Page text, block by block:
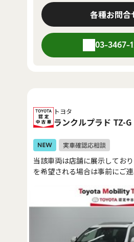
各種お問合
03-3467-
トヨタ
ランクルプラド TZ-G
当該車両は店舗に展示してお
を希望される場合は事前にご